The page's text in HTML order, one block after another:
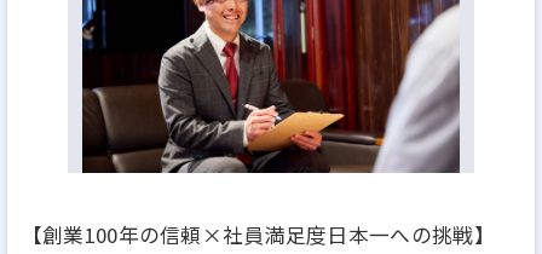
【創業100年の信頼×社員満足度日本一への挑戦】